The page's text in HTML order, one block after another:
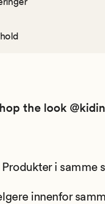
the look
Produkter i samme
innenfor